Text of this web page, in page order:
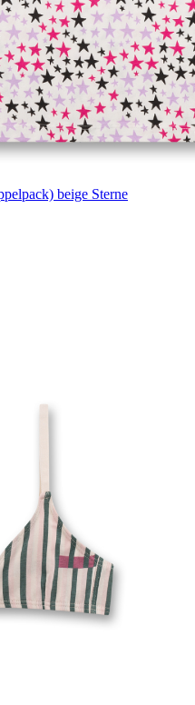
beige Sterne